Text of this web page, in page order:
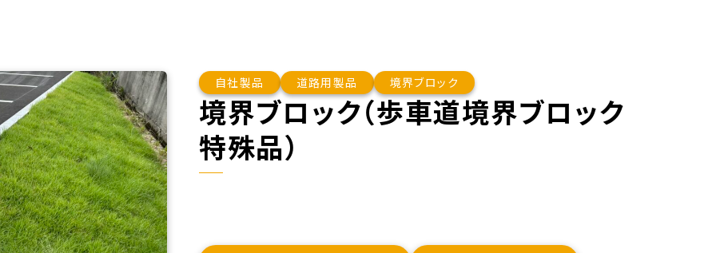
自社製品 道路用製品 境界ブロック
境界ブロック（歩車道境界ブロック
特殊品）